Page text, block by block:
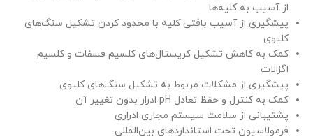
از آسیب به کلیه‌ها
پیشگیری از آسیب بافتی کلیه با محدود کردن تشکیل سنگ‌های
کلیوی
کمک به کاهش تشکیل کریستال‌های کلسیم فسفات و کلسیم
اگزالات
پیشگیری از مشکلات مربوط به تشکیل سنگ‌های کلیوی
کمک به کنترل و حفظ تعادل pH ادرار بدون تغییر آن
پشتیبانی از سلامت سیستم مجاری ادراری
فرمولاسیون تحت استانداردهای بین‌المللی